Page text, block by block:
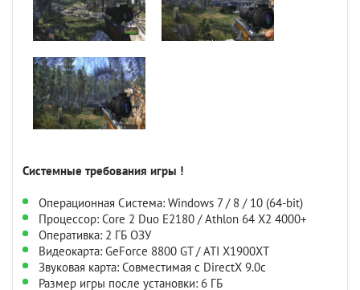
Системные требования игры !
Операционная Система: Windows 7 / 8 / 10 (64-bit)
Процессор: Core 2 Duo E2180 / Athlon 64 X2 4000+
Оперативка: 2 ГБ ОЗУ
Видеокарта: GeForce 8800 GT / ATI X1900XT
Звуковая карта: Совместимая с DirectX 9.0c
Размер игры после установки: 6 ГБ